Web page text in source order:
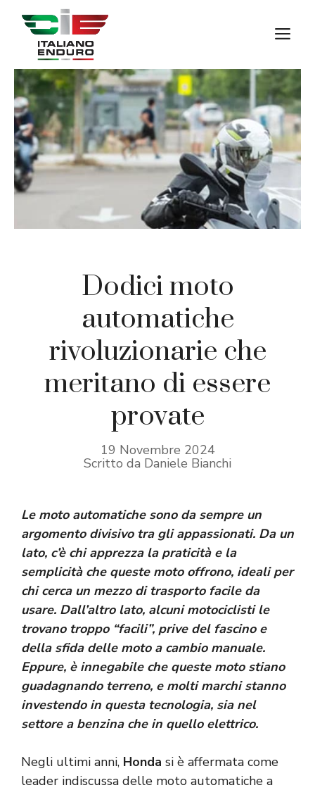
contenuto
Dodici moto
automatiche
rivoluzionarie che
meritano di essere
provate
19 Novembre 2024
Scritto da Daniele Bianchi
Le moto automatiche sono da sempre un
argomento divisivo tra gli appassionati. Da un
lato, c’è chi apprezza la praticità e la
semplicità che queste moto offrono, ideali per
chi cerca un mezzo di trasporto facile da
usare. Dall’altro lato, alcuni motociclisti le
trovano troppo “facili”, prive del fascino e
della sfida delle moto a cambio manuale.
Eppure, è innegabile che queste moto stiano
guadagnando terreno, e molti marchi stanno
investendo in questa tecnologia, sia nel
settore a benzina che in quello elettrico.
Negli ultimi anni, Honda si è affermata come
leader indiscussa delle moto automatiche a